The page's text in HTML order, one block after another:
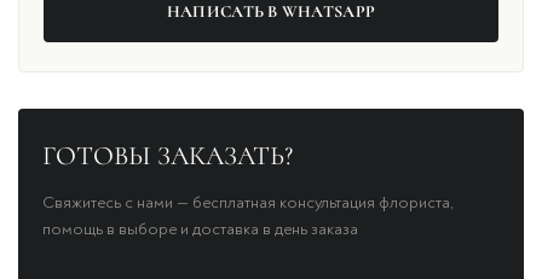
НАПИСАТЬ В WHATSAPP
ГОТОВЫ ЗАКАЗАТЬ?
Свяжитесь с нами — бесплатная консультация флориста,
помощь в выборе и доставка в день заказа